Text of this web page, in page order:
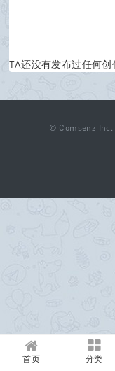
TA还没有发布过任何创
首页 分类
© Comsenz Inc.